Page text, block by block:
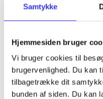
Samtykke
Hjemmesiden bruger
Vi bruger cookies til
brugervenlighed. Du kan
tilbagetrække dit
bunden af siden. Du kan
...
...